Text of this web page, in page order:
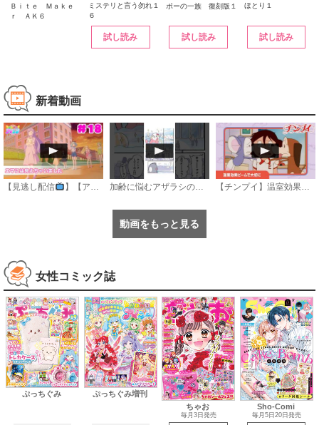
Ｂｉｔｅ Ｍａｋｅ
ｒ ＡＫ６
ミステリと言う勿れ１
６
試し読み
ポーの一族 復刻版１
試し読み
ほとり１
試し読み
新着動画
【見逃し配信 】【アニメ】『おねがいアイプリ』第１８話：エマには見えちゃいました 加齢に悩むアザラシの話 #のざらしちゃん #漫画 #サンデーうぇぶり 【チンプイ】温室効果ビームで大切に《公式》
動画をもっと見る
女性コミック誌
ぷっちぐみ ぷっちぐみ増刊
ちゃお
毎月3日発売
Sho-Comi
毎月5日20日発売